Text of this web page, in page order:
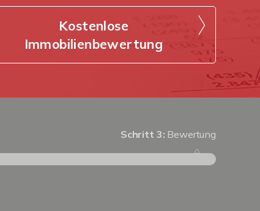
Kostenlose
Immobilienbewertung
Schritt 3: Bewertung